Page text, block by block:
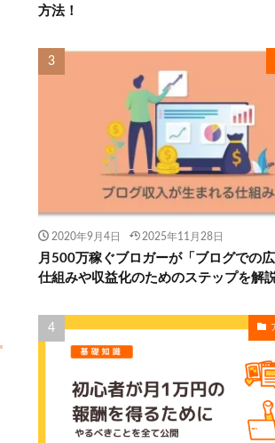
方法！
2020年9月4日 2025年11月28日
月500万稼ぐブロガーが「ブログでの
仕組みや収益化のためのステップを解説